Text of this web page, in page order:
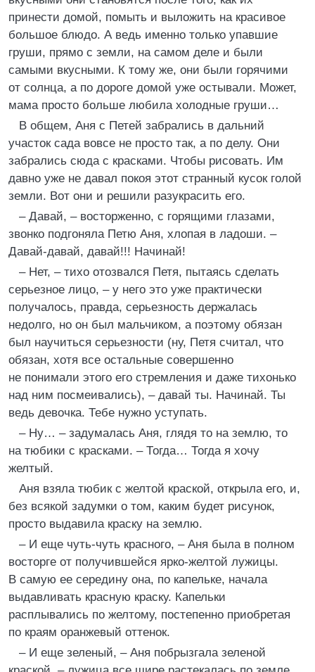
принести домой, помыть и выложить на красивое
большое блюдо. А ведь именно только упавшие
груши, прямо с земли, на самом деле и были
самыми вкусными. К тому же, они были горячими
от солнца, а по дороге домой уже остывали. Может,
мама просто больше любила холодные груши…
В общем, Аня с Петей забрались в дальний
участок сада вовсе не просто так, а по делу. Они
забрались сюда с красками. Чтобы рисовать. Им
давно уже не давал покоя этот странный кусок голой
земли. Вот они и решили разукрасить его.
– Давай, – восторженно, с горящими глазами,
звонко подгоняла Петю Аня, хлопая в ладоши. –
Давай-давай, давай!!! Начинай!
– Нет, – тихо отозвался Петя, пытаясь сделать
серьезное лицо, – у него это уже практически
получалось, правда, серьезность держалась
недолго, но он был мальчиком, а поэтому обязан
был научиться серьезности (ну, Петя считал, что
обязан, хотя все остальные совершенно
не понимали этого его стремления и даже тихонько
над ним посмеивались), – давай ты. Начинай. Ты
ведь девочка. Тебе нужно уступать.
– Ну… – задумалась Аня, глядя то на землю, то
на тюбики с красками. – Тогда… Тогда я хочу
желтый.
Аня взяла тюбик с желтой краской, открыла его, и,
без всякой задумки о том, каким будет рисунок,
просто выдавила краску на землю.
– И еще чуть-чуть красного, – Аня была в полном
восторге от получившейся ярко-желтой лужицы.
В самую ее середину она, по капельке, начала
выдавливать красную краску. Капельки
расплывались по желтому, постепенно приобретая
по краям оранжевый оттенок.
– И еще зеленый, – Аня побрызгала зеленой